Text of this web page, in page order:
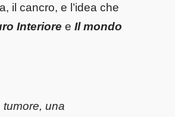
il cancro, e l’idea che
Interiore e Il mondo
tumore, una